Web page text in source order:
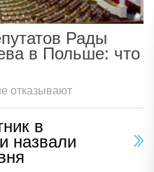
Рады
в Польше: что
отказывают
в
назвали